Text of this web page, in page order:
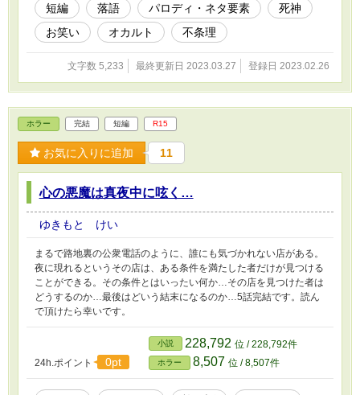
短編
落語 パロディ・ネタ要素
死神
お笑い
オカルト 不条理
文字数 5,233 最終更新日 2023.03.27 登録日 2023.02.26
ホラー 完結 短編 R15
お気に入りに追加 11
心の悪魔は真夜中に呟く…
ゆきもと けい
まるで路地裏の公衆電話のように、誰にも気づかれない店がある。
夜に現れるというその店は、ある条件を満たした者だけが見つける
ことができる。その条件とはいったい何か…その店を見つけた者は
どうするのか…最後はどいう結末になるのか…5話完結です。読ん
で頂けたら幸いです。
24h.ポイント 0pt
小説 228,792 位 / 228,792件
ホラー 8,507 位 / 8,507件